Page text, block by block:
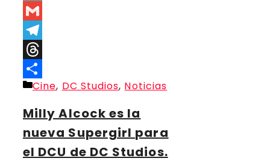
Copy
Link
Gmail
Telegram
Threads
Compartir
Categorías
Cine, DC Studios, Noticias
Milly Alcock es la
nueva Supergirl para
el DCU de DC Studios.